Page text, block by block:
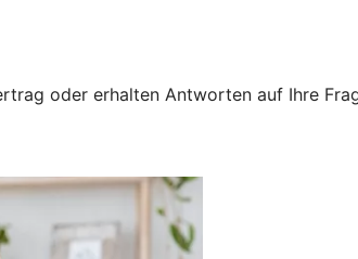
oder erhalten Antworten auf Ihre